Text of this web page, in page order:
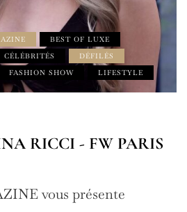
BEST OF LUXE
CÉLÉBRITÉS
DÉFILÉS
FASHION SHOW LIFESTYLE
RICCI - FW PARIS
vous présente